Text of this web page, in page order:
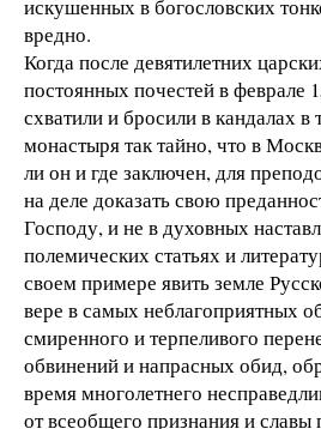
искушенных в богословских
вредно.
Когда после девятилетних
постоянных почестей в феврале
схватили и бросили в кандалах
монастыря так тайно, что в
ли он и где заключен, для
на деле доказать свою
Господу, и не в духовных
полемических статьях и
своем примере явить земле
вере в самых неблагоприятных
смиренного и терпеливого
обвинений и напрасных обид,
время многолетнего
от всеобщего признания и славы